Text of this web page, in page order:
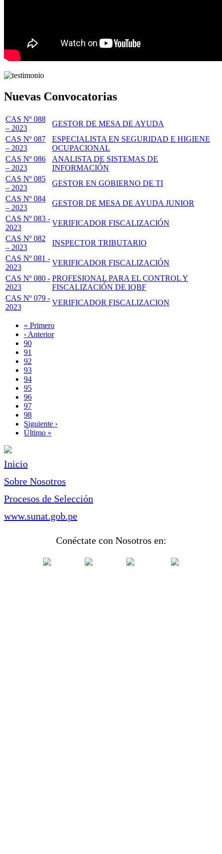
Nuevas Convocatorias
CAS Nº 088
– 2023
GESTOR DE MESA DE AYUDA
CAS Nº 087
– 2023
ESPECIALISTA EN SEGURIDAD E HIGIENE
OCUPACIONAL
CAS Nº 086
– 2023
ANALISTA DE SISTEMAS DE
INFORMACIÓN
CAS Nº 085
– 2023
GESTOR EN GOBIERNO DE TI
CAS Nº 084
– 2023
GESTOR DE MESA DE AYUDA JUNIOR
CAS Nº 083 -
2023
VERIFICADOR FISCALIZACIÓN
CAS Nº 082
– 2023
INSPECTOR TRIBUTARIO
CAS Nº 081 -
2023
VERIFICADOR FISCALIZACIÓN
CAS Nº 080 -
2023
PROFESIONAL PARA EL CONTROL Y
FISCALIZACIÓN DE IQBF
CAS Nº 079 -
2023
VERIFICADOR FISCALIZACION
Paginación
Primera
página
« Primero
Página
anterior
‹ Anterior
Page
90
Page
91
Page
92
Page
93
Página
actual
94
Page
95
Page
96
Page
97
Page
98
Siguiente
página
Siguiente ›
Última
Último »
Inicio
Sobre Nosotros
Procesos de Selección
www.sunat.gob.pe
Conéctate con Nosotros en: